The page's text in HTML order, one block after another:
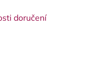
doručení